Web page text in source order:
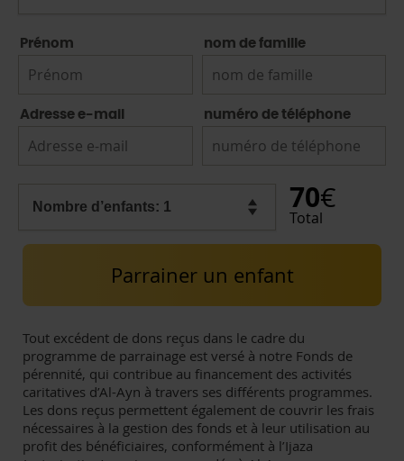
Prénom nom de famille
Adresse e-mail numéro de téléphone
70€
Total
Parrainer un enfant
Tout excédent de dons reçus dans le cadre du
programme de parrainage est versé à notre Fonds de
pérennité, qui contribue au financement des activités
caritatives d’Al-Ayn à travers ses différents programmes.
Les dons reçus permettent également de couvrir les frais
nécessaires à la gestion des fonds et à leur utilisation au
profit des bénéficiaires, conformément à l’Ijaza